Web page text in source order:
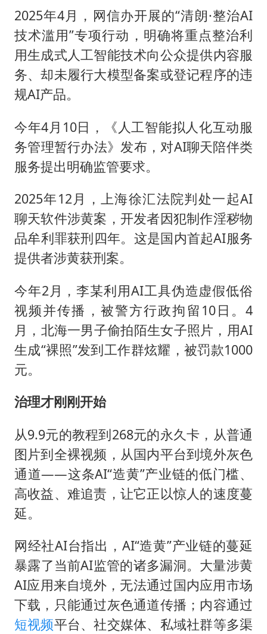
2025年4月，网信办开展的“清朗·整治AI
技术滥用”专项行动，明确将重点整治利
用生成式人工智能技术向公众提供内容服
务、却未履行大模型备案或登记程序的违
规AI产品。
今年4月10日，《人工智能拟人化互动服
务管理暂行办法》发布，对AI聊天陪伴类
服务提出明确监管要求。
2025年12月，上海徐汇法院判处一起AI
聊天软件涉黄案，开发者因犯制作淫秽物
品牟利罪获刑四年。这是国内首起AI服务
提供者涉黄获刑案。
今年2月，李某利用AI工具伪造虚假低俗
视频并传播，被警方行政拘留10日。4
月，北海一男子偷拍陌生女子照片，用AI
生成“裸照”发到工作群炫耀，被罚款1000
元。
治理才刚刚开始
从9.9元的教程到268元的永久卡，从普通
图片到全裸视频，从国内平台到境外灰色
通道——这条AI“造黄”产业链的低门槛、
高收益、难追责，让它正以惊人的速度蔓
延。
网经社AI台指出，AI“造黄”产业链的蔓延
暴露了当前AI监管的诸多漏洞。大量涉黄
AI应用来自境外，无法通过国内应用市场
下载，只能通过灰色通道传播；内容通过
短视频平台、社交媒体、私域社群等多渠